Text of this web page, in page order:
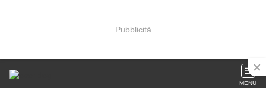
Pubblicità
MENU